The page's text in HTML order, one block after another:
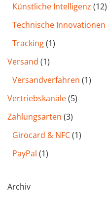
Künstliche Intelligenz (12)
Technische Innovationen
Tracking(1)
Versand (1)
Versandverfahren (1)
Vertriebskanäle(5)
Zahlungsarten (3)
Girocard & NFC(1)
PayPal (1)
Archiv